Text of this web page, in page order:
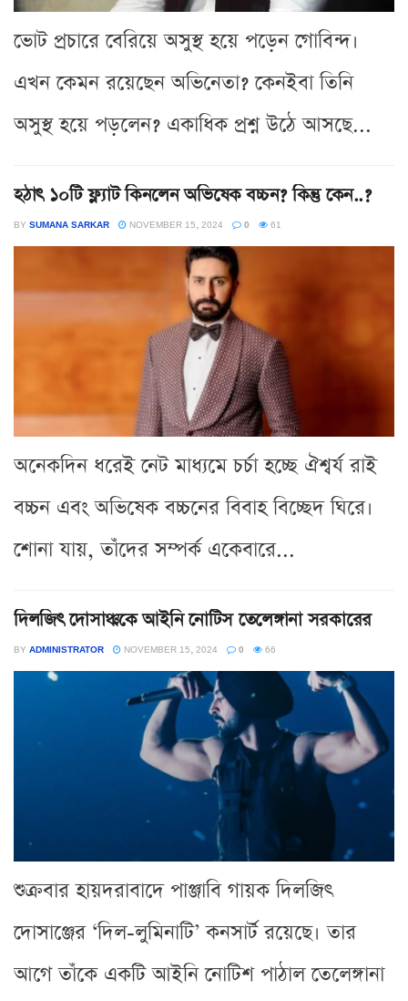
ভোট প্রচারে বেরিয়ে অসুস্থ হয়ে পড়েন গোবিন্দ।
এখন কেমন রয়েছেন অভিনেতা? কেনইবা তিনি
অসুস্থ হয়ে পড়লেন? একাধিক প্রশ্ন উঠে আসছে...
হঠাৎ ১০টি ফ্ল্যাট কিনলেন অভিষেক বচ্চন? কিন্তু কেন..?
BY SUMANA SARKAR NOVEMBER 15, 2024 0 61
অনেকদিন ধরেই নেট মাধ্যমে চর্চা হচ্ছে ঐশ্বর্য রাই
বচ্চন এবং অভিষেক বচ্চনের বিবাহ বিচ্ছেদ ঘিরে।
শোনা যায়, তাঁদের সম্পর্ক একেবারে...
দিলজিৎ দোসাঞ্ঝকে আইনি নোটিস তেলেঙ্গানা সরকারের
BY ADMINISTRATOR NOVEMBER 15, 2024 0 66
শুক্রবার হায়দরাবাদে পাঞ্জাবি গায়ক দিলজিৎ
দোসাঞ্জের ‘দিল-লুমিনাটি’ কনসার্ট রয়েছে। তার
আগে তাঁকে একটি আইনি নোটিশ পাঠাল তেলেঙ্গানা